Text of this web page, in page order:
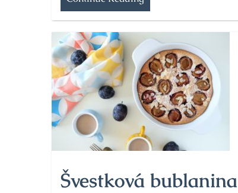
Švestková bublanina